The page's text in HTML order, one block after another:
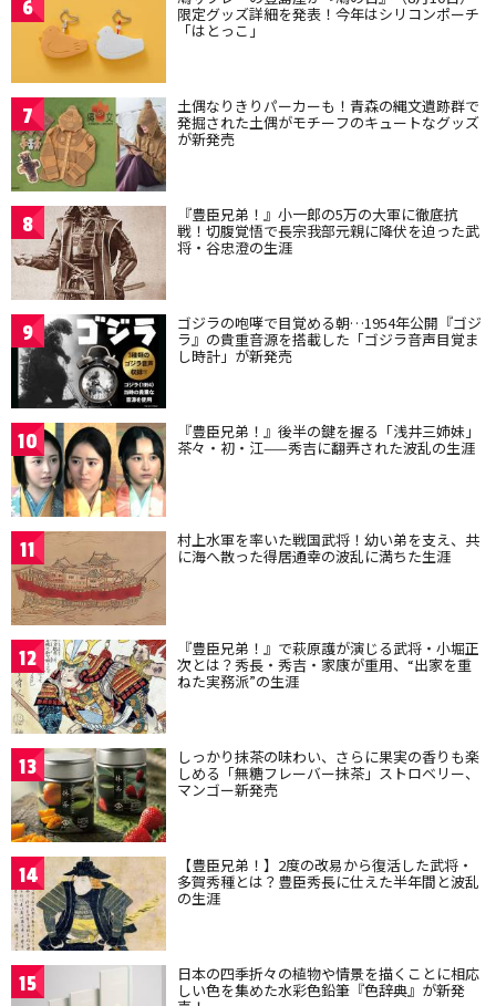
6 限定グッズ詳細を発表！今年はシリコンポーチ
「はとっこ」
7 土偶なりきりパーカーも！青森の縄文遺跡群で
発掘された土偶がモチーフのキュートなグッズ
が新発売
8 『豊臣兄弟！』小一郎の5万の大軍に徹底抗
戦！切腹覚悟で長宗我部元親に降伏を迫った武
将・谷忠澄の生涯
9 ゴジラの咆哮で目覚める朝…1954年公開『ゴジ
ラ』の貴重音源を搭載した「ゴジラ音声目覚ま
し時計」が新発売
10 『豊臣兄弟！』後半の鍵を握る「浅井三姉妹」
茶々・初・江——秀吉に翻弄された波乱の生涯
11 村上水軍を率いた戦国武将！幼い弟を支え、共
に海へ散った得居通幸の波乱に満ちた生涯
12 『豊臣兄弟！』で萩原護が演じる武将・小堀正
次とは？秀長・秀吉・家康が重用、“出家を重
ねた実務派”の生涯
13 しっかり抹茶の味わい、さらに果実の香りも楽
しめる「無糖フレーバー抹茶」ストロベリー、
マンゴー新発売
14 【豊臣兄弟！】2度の改易から復活した武将・
多賀秀種とは？豊臣秀長に仕えた半年間と波乱
の生涯
15 日本の四季折々の植物や情景を描くことに相応
しい色を集めた水彩色鉛筆『色辞典』が新発